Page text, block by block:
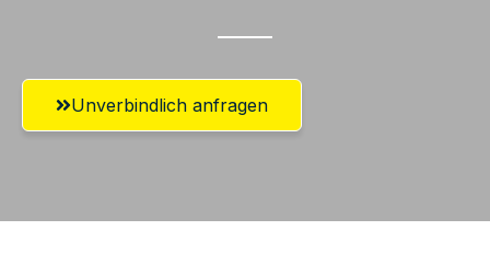
Unverbindlich anfragen